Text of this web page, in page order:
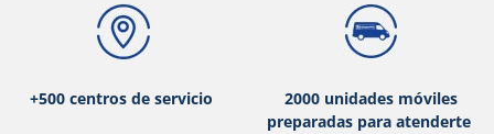
+500 centros de servicio
2000 unidades móviles
preparadas para atenderte